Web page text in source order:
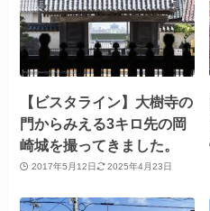
【ビスタライン】大樹寺の
門からみえる3キロ先の岡
崎城を撮ってきました。
2017年5月12日 2025年4月23日